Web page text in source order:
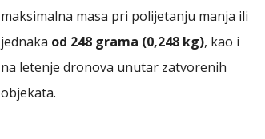
maksimalna masa pri polijetanju manja ili
jednaka od 248 grama (0,248 kg), kao i
na letenje dronova unutar zatvorenih
objekata.